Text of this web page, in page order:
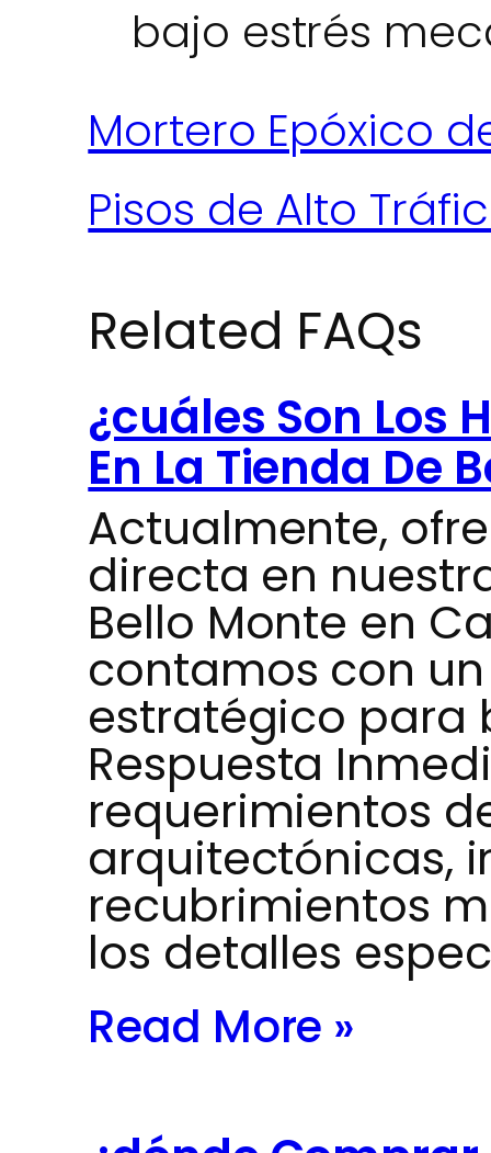
bajo estrés
Mortero Epóxico
Pisos de Alto
Related FAQs
¿cuáles Son Los
En La Tienda De
Actualmente,
directa en
Bello Monte en
contamos con
estratégico para
Respuesta
requerimientos
arquitectónicas,
recubrimientos
los detalles
Read More »